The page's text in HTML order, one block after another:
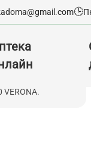
🕒